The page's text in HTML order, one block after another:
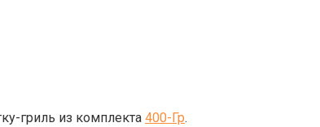
гриль из комплекта 400-Гр.